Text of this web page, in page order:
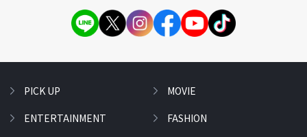
PICK UP
ENTERTAINMENT
MOVIE
FASHION